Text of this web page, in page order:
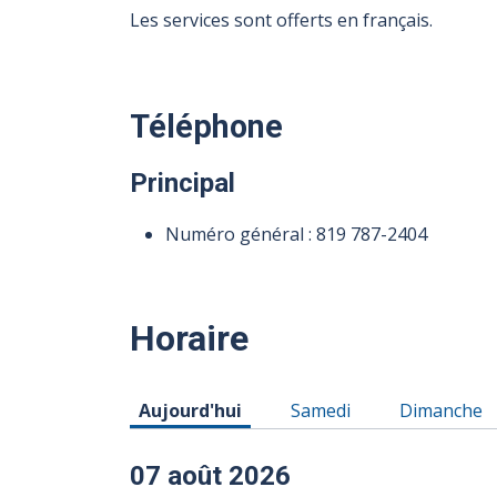
Les services sont offerts en français.
Téléphone
Principal
Numéro général : 819 787-2404
Horaire
Horaire du Vendredi 07 août 2026
Aujourd'hui Horaire du Samedi 08
Samedi Horaire du
Dimanche
07 août 2026